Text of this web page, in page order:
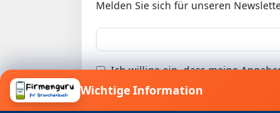
Melden Sie sich für unseren
Ich willige ein, dass meine
Wichtige Information